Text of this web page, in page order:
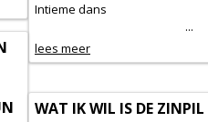
Intieme dans
...
lees meer
WAT IK WIL IS DE ZINPIL